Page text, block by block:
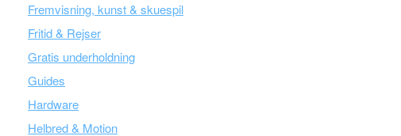
Fremvisning, kunst & skuespil
Fritid & Rejser
Gratis underholdning
Guides
Hardware
Helbred & Motion